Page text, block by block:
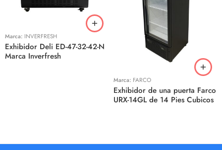
Marca: INVERFRESH
Exhibidor Deli ED-47-32-42-N
Marca Inverfresh
Marca: FARCO
Exhibidor de una puerta Farco
URX-14GL de 14 Pies Cubicos